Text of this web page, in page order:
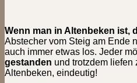
Wenn man in Altenbeken ist,
Abstecher vom Steig am Ende
auch immer etwas los. Jeder
gestanden und trotzdem liefen
Altenbeken, eindeutig!